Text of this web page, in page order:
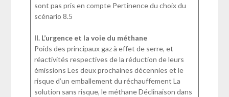
sont pas pris en compte Pertinence du choix du
scénario 8.5
II. L’urgence et la voie du méthane
Poids des principaux gaz à effet de serre, et
réactivités respectives de la réduction de leurs
émissions Les deux prochaines décennies et le
risque d’un emballement du réchauffement La
solution sans risque, le méthane Déclinaison dans